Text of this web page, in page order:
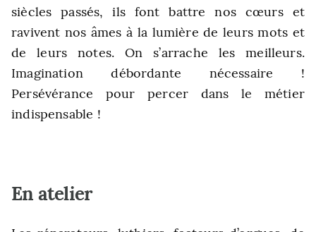
siècles passés, ils font battre nos cœurs et
ravivent nos âmes à la lumière de leurs mots et
de leurs notes. On s’arrache les meilleurs.
Imagination débordante nécessaire !
Persévérance pour percer dans le métier
indispensable !
En atelier